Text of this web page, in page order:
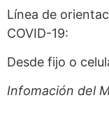
Línea de
COVID-19:
Desde fijo o
Infomación del